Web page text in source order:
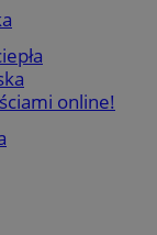
online!